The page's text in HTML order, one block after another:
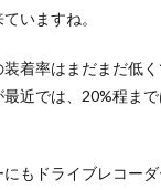
いますね。
装着率はまだまだ低
近では、20%程ま
もドライブレコー